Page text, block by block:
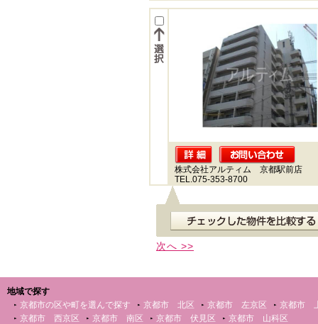
株式会社アルティム 京都駅前店
TEL.075-353-8700
次へ >>
地域で探す
京都市の区や町を選んで探す
京都市 北区 京都市 左京区
京都市
京都市 西京区
京都市 南区 京都市 伏見区
京都市 山科区